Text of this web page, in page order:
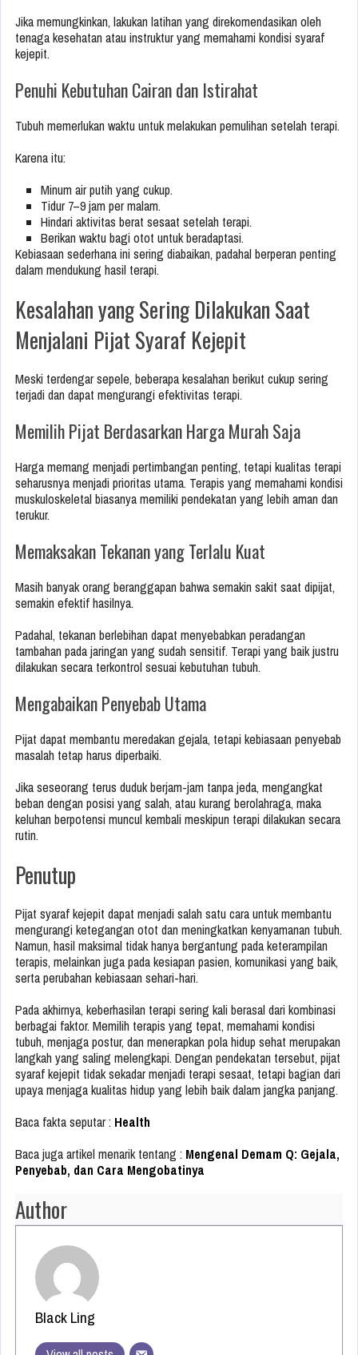
Jika memungkinkan, lakukan latihan yang direkomendasikan oleh
tenaga kesehatan atau instruktur yang memahami kondisi syaraf
kejepit.
Penuhi Kebutuhan Cairan dan Istirahat
Tubuh memerlukan waktu untuk melakukan pemulihan setelah terapi.
Karena itu:
Minum air putih yang cukup.
Tidur 7–9 jam per malam.
Hindari aktivitas berat sesaat setelah terapi.
Berikan waktu bagi otot untuk beradaptasi.
Kebiasaan sederhana ini sering diabaikan, padahal berperan penting
dalam mendukung hasil terapi.
Kesalahan yang Sering Dilakukan Saat
Menjalani Pijat Syaraf Kejepit
Meski terdengar sepele, beberapa kesalahan berikut cukup sering
terjadi dan dapat mengurangi efektivitas terapi.
Memilih Pijat Berdasarkan Harga Murah Saja
Harga memang menjadi pertimbangan penting, tetapi kualitas terapi
seharusnya menjadi prioritas utama. Terapis yang memahami kondisi
muskuloskeletal biasanya memiliki pendekatan yang lebih aman dan
terukur.
Memaksakan Tekanan yang Terlalu Kuat
Masih banyak orang beranggapan bahwa semakin sakit saat dipijat,
semakin efektif hasilnya.
Padahal, tekanan berlebihan dapat menyebabkan peradangan
tambahan pada jaringan yang sudah sensitif. Terapi yang baik justru
dilakukan secara terkontrol sesuai kebutuhan tubuh.
Mengabaikan Penyebab Utama
Pijat dapat membantu meredakan gejala, tetapi kebiasaan penyebab
masalah tetap harus diperbaiki.
Jika seseorang terus duduk berjam-jam tanpa jeda, mengangkat
beban dengan posisi yang salah, atau kurang berolahraga, maka
keluhan berpotensi muncul kembali meskipun terapi dilakukan secara
rutin.
Penutup
Pijat syaraf kejepit dapat menjadi salah satu cara untuk membantu
mengurangi ketegangan otot dan meningkatkan kenyamanan tubuh.
Namun, hasil maksimal tidak hanya bergantung pada keterampilan
terapis, melainkan juga pada kesiapan pasien, komunikasi yang baik,
serta perubahan kebiasaan sehari-hari.
Pada akhirnya, keberhasilan terapi sering kali berasal dari kombinasi
berbagai faktor. Memilih terapis yang tepat, memahami kondisi
tubuh, menjaga postur, dan menerapkan pola hidup sehat merupakan
langkah yang saling melengkapi. Dengan pendekatan tersebut, pijat
syaraf kejepit tidak sekadar menjadi terapi sesaat, tetapi bagian dari
upaya menjaga kualitas hidup yang lebih baik dalam jangka panjang.
Baca fakta seputar : Health
Baca juga artikel menarik tentang : Mengenal Demam Q: Gejala,
Penyebab, dan Cara Mengobatinya
Author
Black Ling